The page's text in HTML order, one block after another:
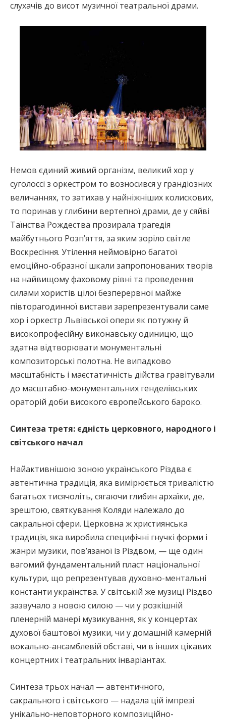
слухачів до висот музичної театральної драми.
Немов єдиний живий організм, великий хор у
суголоссі з оркестром то возносився у грандіозних
величаннях, то затихав у найніжніших колискових,
то поринав у глибини вертепної драми, де у сяйві
Таїнства Рождества прозирала трагедія
майбутнього Розп’яття, за яким зоріло світле
Воскресіння. Утілення неймовірно багатої
емоційно-образної шкали запропонованих творів
на найвищому фаховому рівні та проведення
силами хористів цілої безперервної майже
півторагодинної вистави зарепрезентували саме
хор і оркестр Львівської опери як потужну й
високопрофесійну виконавську одиницю, що
здатна відтворювати монументальні
композиторські полотна. Не випадково
масштабність і маєстатичність дійства гравітували
до масштабно-монументальних генделівських
ораторій доби високого європейського бароко.
Синтеза третя: єдність церковного, народного і
світського начал
Найактивнішою зоною українського Різдва є
автентична традиція, яка вимірюється тривалістю
багатьох тисячоліть, сягаючи глибин архаїки, де,
зрештою, святкування Коляди належало до
сакральної сфери. Церковна ж християнська
традиція, яка виробила специфічні гнучкі форми і
жанри музики, пов’язаної із Різдвом, — ще один
вагомий фундаментальний пласт національної
культури, що репрезентував духовно-ментальні
константи українства. У світській же музиці Різдво
зазвучало з новою силою — чи у розкішній
пленерній манері музикування, як у концертах
духової баштової музики, чи у домашній камерній
вокально-ансамблевій обставі, чи в інших цікавих
концертних і театральних інваріантах.
Синтеза трьох начал — автентичного,
сакрального і світського — надала цій імпрезі
унікально-неповторного композиційно-